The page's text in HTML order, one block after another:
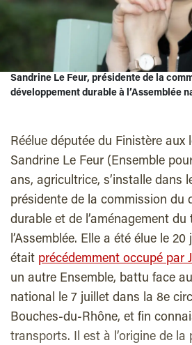
Sandrine Le Feur, présidente de la
développement durable à l’Assemblée
Réélue députée du Finistère aux
Sandrine Le Feur (Ensemble
ans, agricultrice, s’installe dans
présidente de la commission du
durable et de l’aménagement du
l’Assemblée. Elle a été élue le
était précédemment occupé par
un autre Ensemble, battu face
national le 7 juillet dans la 8e
Bouches-du-Rhône, et fin
transports. Il est à l’origine de la